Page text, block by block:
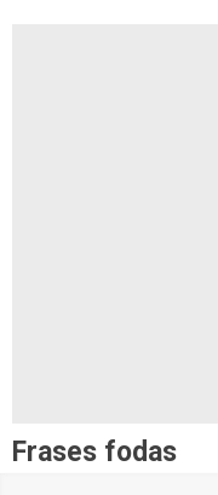
Frases fodas